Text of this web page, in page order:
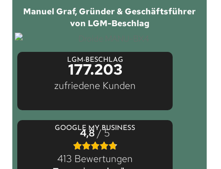
Manuel Graf, Gründer & Geschäftsführer
von LGM-Beschlag
LGM-BESCHLAG
177.203
zufriedene Kunden
GOOGLE MY BUSINESS
4,8/ 5
413 Bewertungen